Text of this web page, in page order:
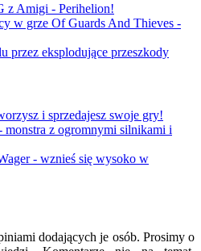
z Amigi - Perihelion!
w grze Of Guards And Thieves -
przez eksplodujące przeszkody
i sprzedajesz swoje gry!
z ogromnymi silnikami i
- wznieś się wysoko w
dodających je osób. Prosimy o